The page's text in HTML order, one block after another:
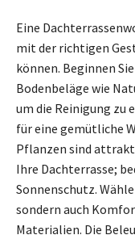
Eine
mit der richtigen
können. Beginnen
Bodenbeläge wie
um die Reinigung zu
für eine gemütliche
Pflanzen sind
Ihre Dachterrasse;
Sonnenschutz.
sondern auch
Materialien. Die